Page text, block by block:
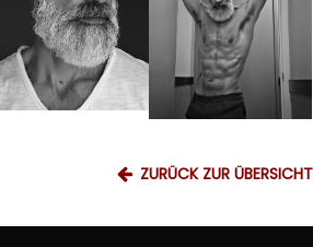
ZURÜCK ZUR ÜBERSICHT